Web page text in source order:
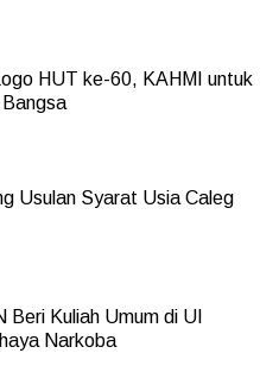
HUT ke-60, KAHMI untuk
Usulan Syarat Usia Caleg
Beri Kuliah Umum di UI
Narkoba